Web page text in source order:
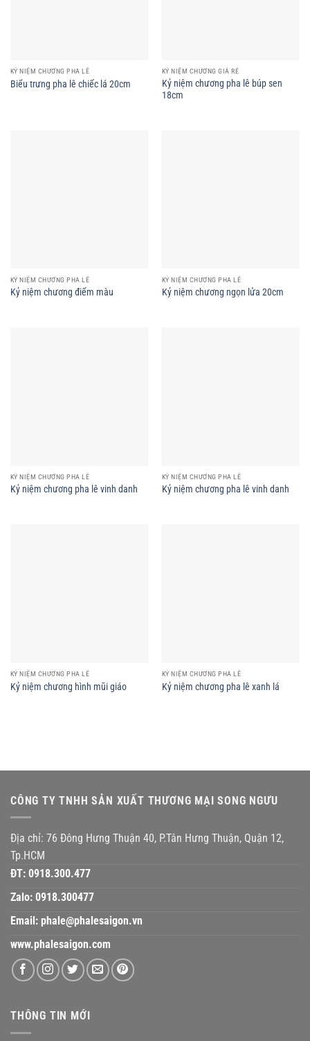
KỶ NIỆM CHƯƠNG PHA LÊ
Biểu trưng pha lê chiếc lá 20cm
KỶ NIỆM CHƯƠNG GIÁ RẺ
Kỷ niệm chương pha lê búp sen
18cm
KỶ NIỆM CHƯƠNG PHA LÊ
Kỷ niệm chương điểm màu
KỶ NIỆM CHƯƠNG PHA LÊ
Kỷ niệm chương ngọn lửa 20cm
KỶ NIỆM CHƯƠNG PHA LÊ
Kỷ niệm chương pha lê vinh danh
KỶ NIỆM CHƯƠNG PHA LÊ
Kỷ niệm chương pha lê vinh danh
KỶ NIỆM CHƯƠNG PHA LÊ
Kỷ niệm chương hình mũi giáo
KỶ NIỆM CHƯƠNG PHA LÊ
Kỷ niệm chương pha lê xanh lá
CÔNG TY TNHH SẢN XUẤT THƯƠNG MẠI SONG NGƯU
Địa chỉ: 76 Đông Hưng Thuận 40, P.Tân Hưng Thuận, Quận 12,
Tp.HCM
ĐT: 0918.300.477
Zalo: 0918.300477
Email: phale@phalesaigon.vn
www.phalesaigon.com
THÔNG TIN MỚI